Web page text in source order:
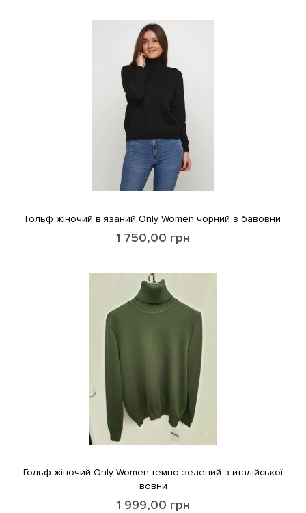
Гольф жіночий в'язаний Only Women чорний з бавовни
1 750,00 грн
Гольф жіночий Only Women темно-зелений з италійської
вовни
1 999,00 грн